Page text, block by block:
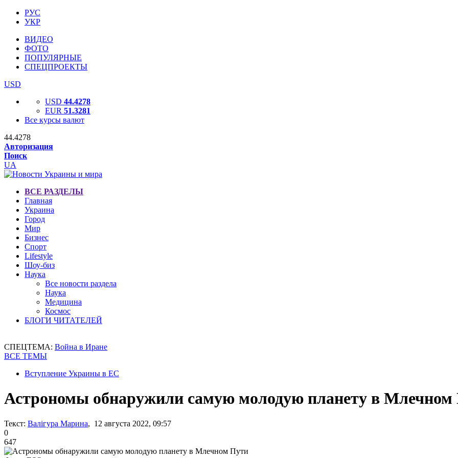
РУС
УКР
ВИДЕО
ФОТО
ПОПУЛЯРНЫЕ
СПЕЦПРОЕКТЫ
USD
USD 44.4278
EUR 51.3281
Все курсы валют
44.4278
Авторизация
Поиск
UA
ВСЕ РАЗДЕЛЫ
Главная
Украина
Город
Мир
Бизнес
Спорт
Lifestyle
Шоу-биз
Наука
Все новости раздела
Наука
Медицина
Космос
БЛОГИ ЧИТАТЕЛЕЙ
СПЕЦТЕМА: Война в Иране
ВСЕ ТЕМЫ
Вступление Украины в ЕС
Астрономы обнаружили самую молодую планету в Млечном
Текст: Валігура Марина, 12 августа 2022, 09:57
0
647